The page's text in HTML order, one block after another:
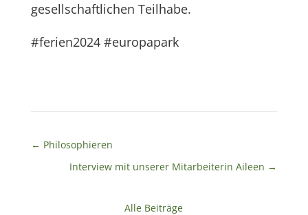
gesellschaftlichen Teilhabe.
#ferien2024 #europapark
← Philosophieren
Interview mit unserer Mitarbeiterin Aileen →
Alle Beiträge